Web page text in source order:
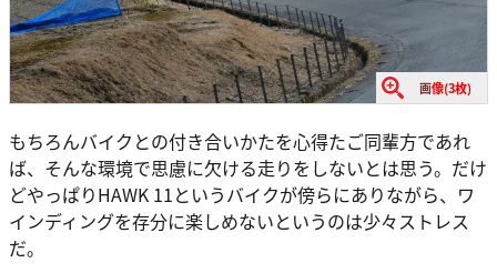
画像(3枚)
もちろんバイクとの付き合いかたを心得たご同輩方であれ
ば、そんな環境で思慮に欠ける走りをしないとは思う。だけ
どやっぱりHAWK 11というバイクが傍らにありながら、ワ
インディングを存分に楽しめないというのは少々ストレス
だ。